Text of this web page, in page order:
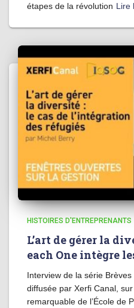
étapes de la révolution Lire
HISTOIRES D'ENTREPRENANTS
L’art de gérer la
each One intègre
Interview de la série
diffusée par Xerfi Canal,
remarquable de l’École de